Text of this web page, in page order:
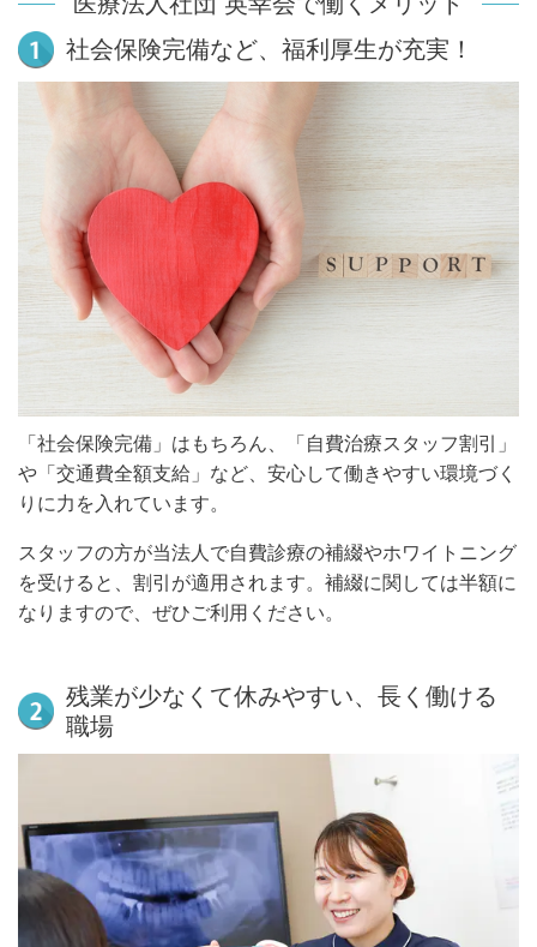
社会保険完備など、福利厚生が充実！
「社会保険完備」はもちろん、「自費治療スタッフ割引」
や「交通費全額支給」など、安心して働きやすい環境づく
りに力を入れています。
スタッフの方が当法人で自費診療の補綴やホワイトニング
を受けると、割引が適用されます。補綴に関しては半額に
なりますので、ぜひご利用ください。
残業が少なくて休みやすい、長く働ける
職場